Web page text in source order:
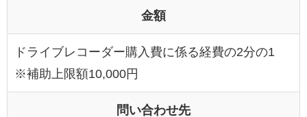
金額
ドライブレコーダー購入費に係る経費の2分の1
※補助上限額10,000円
問い合わせ先